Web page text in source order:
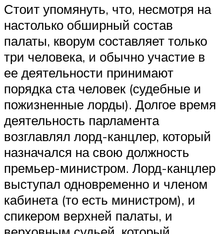
Стоит упомянуть, что, несмотря на
настолько обширный состав
палаты, кворум составляет только
три человека, и обычно участие в
ее деятельности принимают
порядка ста человек (судебные и
пожизненные лорды). Долгое время
деятельность парламента
возглавлял лорд-канцлер, который
назначался на свою должность
премьер-министром. Лорд-канцлер
выступал одновременно и членом
кабинета (то есть министром), и
спикером верхней палаты, и